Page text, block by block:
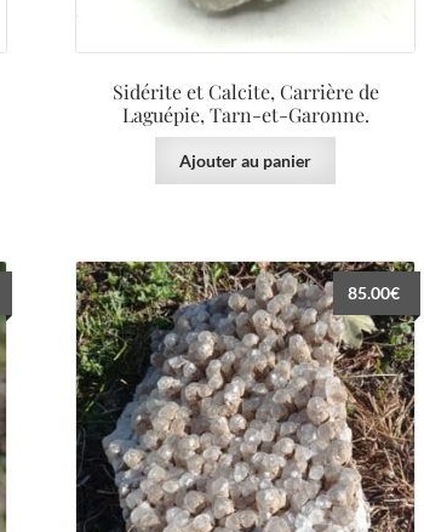
Sidérite et Calcite, Carrière de
Laguépie, Tarn-et-Garonne.
Ajouter au panier
85.00€